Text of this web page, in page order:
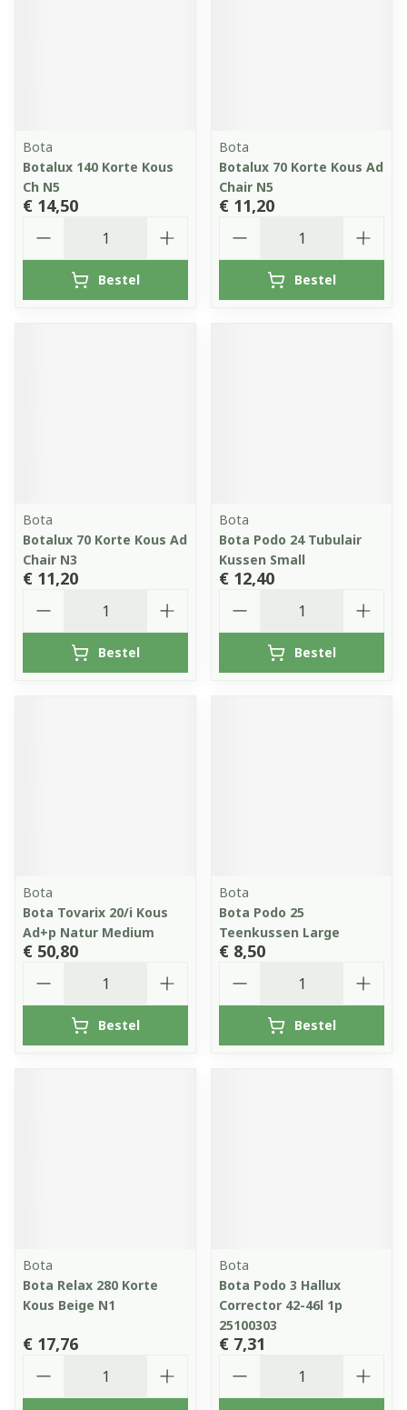
Bota
Botalux 140 Korte Kous
Ch N5
€ 14,50
Bestel
Bota
Botalux 70 Korte Kous Ad
Chair N5
€ 11,20
Bestel
Bota
Botalux 70 Korte Kous Ad
Chair N3
€ 11,20
Bestel
Bota
Bota Podo 24 Tubulair
Kussen Small
€ 12,40
Bestel
Bota
Bota Tovarix 20/i Kous
Ad+p Natur Medium
€ 50,80
Bestel
Bota
Bota Podo 25
Teenkussen Large
€ 8,50
Bestel
Bota
Bota Relax 280 Korte
Kous Beige N1
€ 17,76
Bota
Bota Podo 3 Hallux
Corrector 42-46l 1p
25100303
€ 7,31